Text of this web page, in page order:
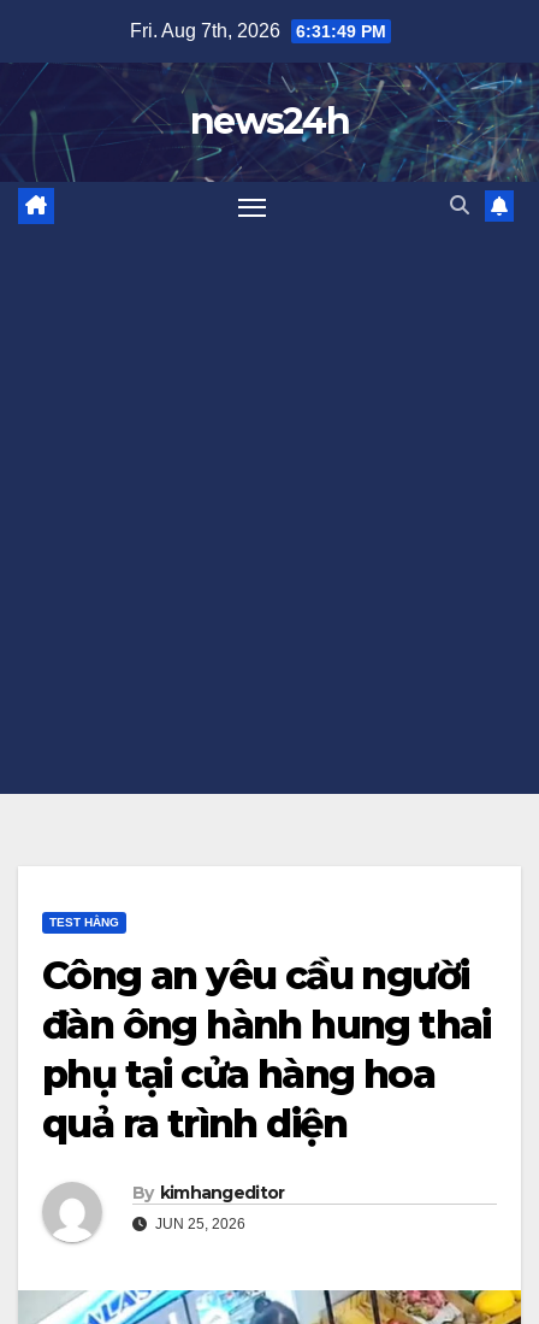
content
Fri. Aug 7th, 2026 6:31:52 PM
news24h
TEST HẰNG
Công an yêu cầu người
đàn ông hành hung thai
phụ tại cửa hàng hoa
quả ra trình diện
By kimhangeditor
JUN 25, 2026